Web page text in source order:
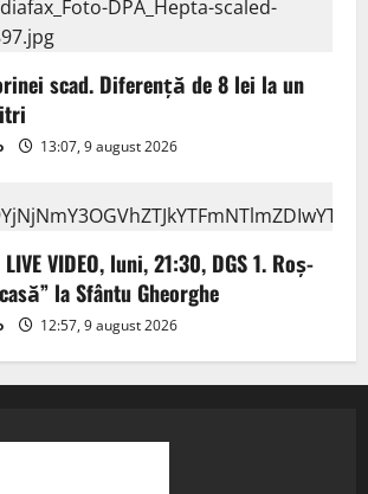
scad. Diferență de 8 lei la un
13:07, 9 august 2026
VIDEO, luni, 21:30, DGS 1. Roș-
la Sfântu Gheorghe
12:57, 9 august 2026